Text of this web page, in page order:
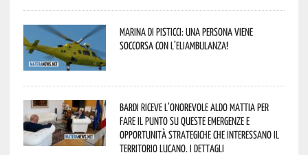
Marina di Pisticci: una persona viene
soccorsa con l’eliambulanza!
Bardi riceve l’onorevole Aldo Mattia per
fare il punto su queste emergenze e
opportunità strategiche che interessano il
territorio lucano. I dettagli